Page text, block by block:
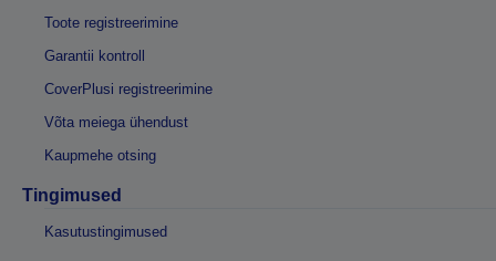
Toote registreerimine
Garantii kontroll
CoverPlusi registreerimine
Võta meiega ühendust
Kaupmehe otsing
Tingimused
Kasutustingimused